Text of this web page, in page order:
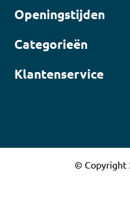
Openingstijden
Categorieën
Klantenservice
© Copyright